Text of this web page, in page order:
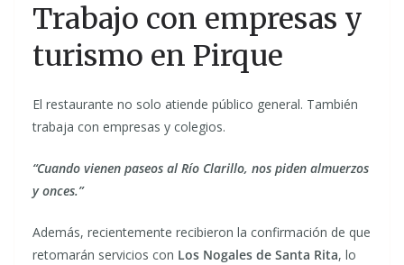
Trabajo con empresas y
turismo en Pirque
El restaurante no solo atiende público general. También
trabaja con empresas y colegios.
“Cuando vienen paseos al Río Clarillo, nos piden almuerzos
y onces.”
Además, recientemente recibieron la confirmación de que
retomarán servicios con Los Nogales de Santa Rita, lo